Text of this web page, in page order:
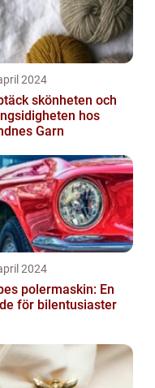
2024
skönheten och
hos
Garn
2024
polermaskin: En
för bilentusiaster